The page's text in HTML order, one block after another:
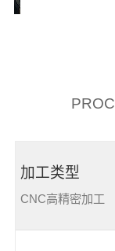
加工类型
CNC高精密加工